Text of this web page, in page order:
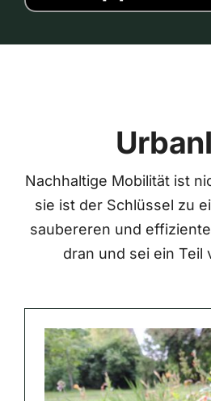
Nachhaltige Mobilität ist
sie ist der Schlüssel zu
saubereren und
dran und sei ein Teil